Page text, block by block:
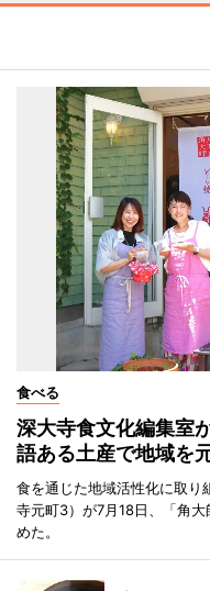
食べる
深大寺食文化編集室
語ある土産で地域を
食を通じた地域活性化に取り
寺元町3）が7月18日、「角
めた。